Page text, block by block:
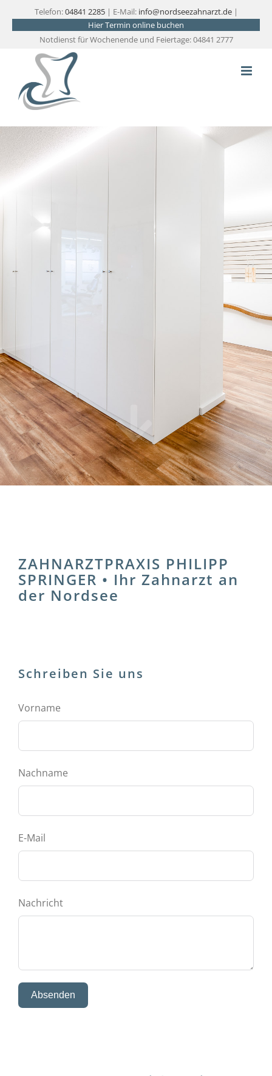
Inhalt
ZAHNARZTPRAXIS PHILIPP
SPRINGER • Ihr Zahnarzt an
der Nordsee
Schreiben Sie uns
Vorname
Nachname
E-Mail
Nachricht
Absenden
Telefon:04841 2285| E-Mail: info@nordseezahnarzt.de|
Hier Termin online buchen
Notdienst für Wochenende und Feiertage: 04841 2777